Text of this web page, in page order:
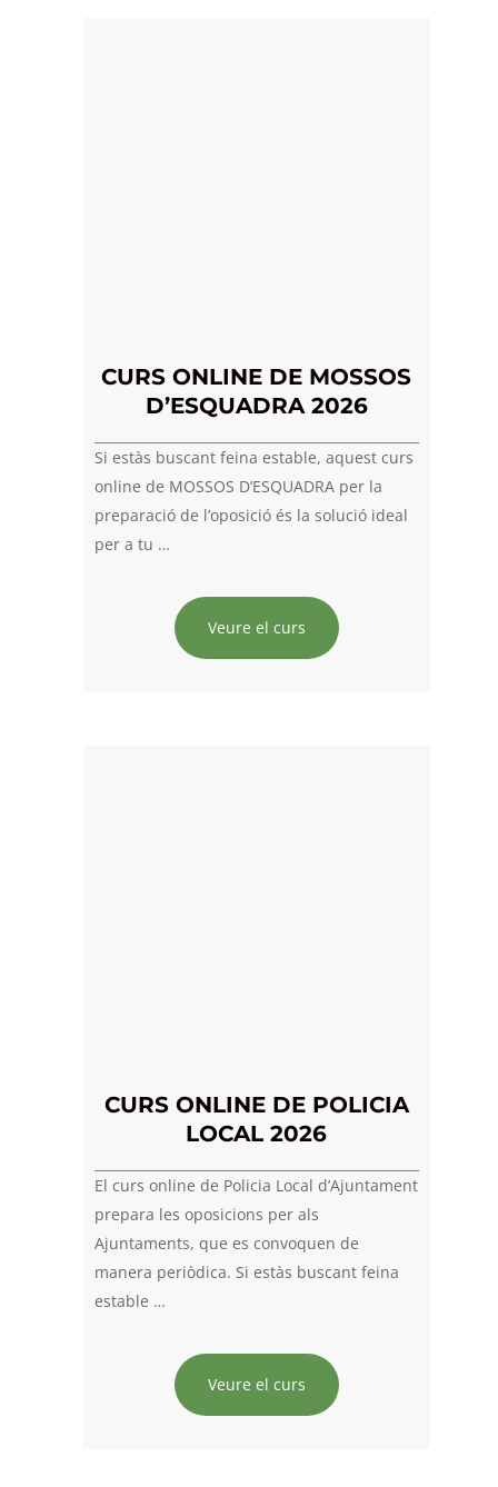
CURS ONLINE DE MOSSOS
D’ESQUADRA 2026
Si estàs buscant feina estable, aquest curs
online de MOSSOS D’ESQUADRA per la
preparació de l’oposició és la solució ideal
per a tu …
Veure el curs
CURS ONLINE DE POLICIA
LOCAL 2026
El curs online de Policia Local d’Ajuntament
prepara les oposicions per als
Ajuntaments, que es convoquen de
manera periòdica. Si estàs buscant feina
estable …
Veure el curs